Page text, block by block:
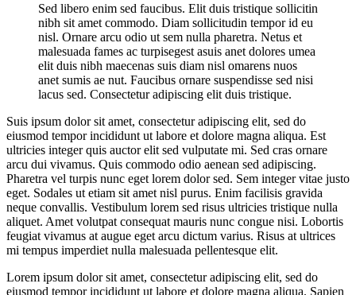
Sed libero enim sed faucibus. Elit duis tristique sollicitin
nibh sit amet commodo. Diam sollicitudin tempor id eu
nisl. Ornare arcu odio ut sem nulla pharetra. Netus et
malesuada fames ac turpisegest asuis anet dolores umea
elit duis nibh maecenas suis diam nisl omarens nuos
anet sumis ae nut. Faucibus ornare suspendisse sed nisi
lacus sed. Consectetur adipiscing elit duis tristique.
Suis ipsum dolor sit amet, consectetur adipiscing elit, sed do
eiusmod tempor incididunt ut labore et dolore magna aliqua. Est
ultricies integer quis auctor elit sed vulputate mi. Sed cras ornare
arcu dui vivamus. Quis commodo odio aenean sed adipiscing.
Pharetra vel turpis nunc eget lorem dolor sed. Sem integer vitae justo
eget. Sodales ut etiam sit amet nisl purus. Enim facilisis gravida
neque convallis. Vestibulum lorem sed risus ultricies tristique nulla
aliquet. Amet volutpat consequat mauris nunc congue nisi. Lobortis
feugiat vivamus at augue eget arcu dictum varius. Risus at ultrices
mi tempus imperdiet nulla malesuada pellentesque elit.
Lorem ipsum dolor sit amet, consectetur adipiscing elit, sed do
eiusmod tempor incididunt ut labore et dolore magna aliqua. Sapien